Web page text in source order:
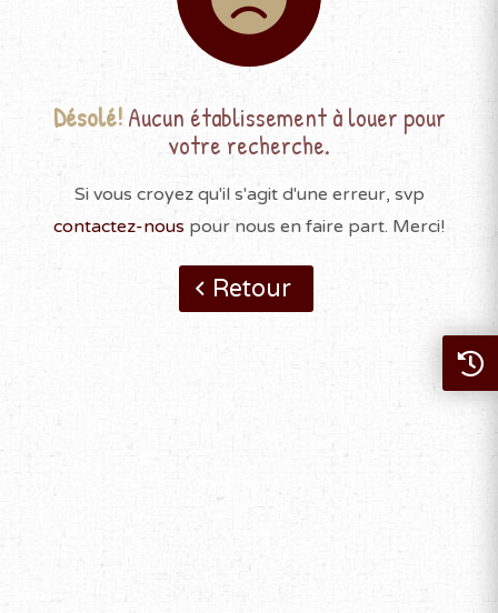
Désolé!Aucun établissement à louer pour
votre recherche.
Si vous croyez qu'il s'agit d'une erreur, svp
contactez-nous pour nous en faire part. Merci!
Retour